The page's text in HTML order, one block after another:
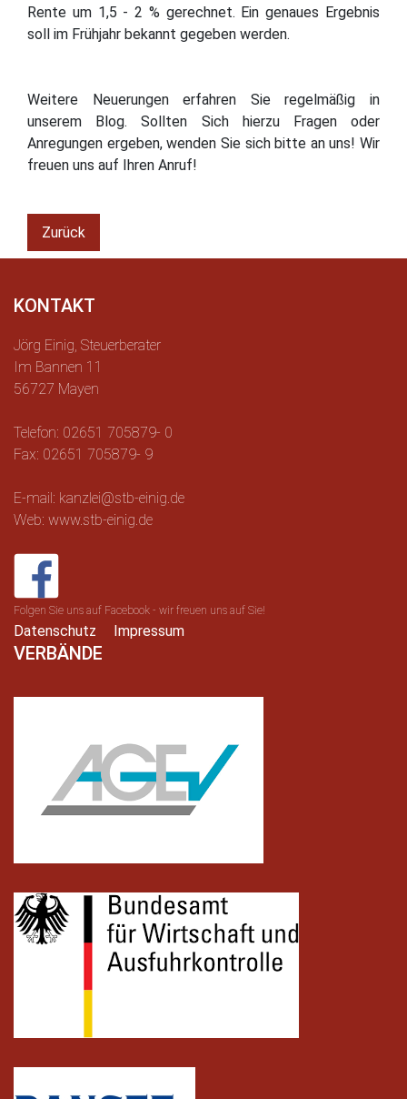
Rente um 1,5 - 2 % gerechnet. Ein genaues Ergebnis
soll im Frühjahr bekannt gegeben werden.
Weitere Neuerungen erfahren Sie regelmäßig in
unserem Blog. Sollten Sich hierzu Fragen oder
Anregungen ergeben, wenden Sie sich bitte an uns! Wir
freuen uns auf Ihren Anruf!
Zurück
KONTAKT
Jörg Einig, Steuerberater
Im Bannen 11
56727 Mayen
Telefon: 02651 705879- 0
Fax: 02651 705879- 9
E-mail: kanzlei@stb-einig.de
Web: www.stb-einig.de
Folgen Sie uns auf Facebook - wir freuen uns auf Sie!
Datenschutz Impressum
VERBÄNDE